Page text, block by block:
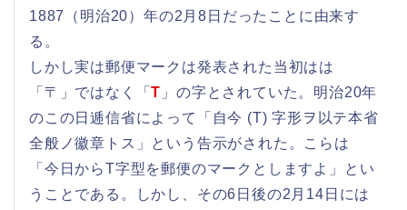
1887（明治20）年の2月8日だったことに由来す
る。
しかし実は郵便マークは発表された当初はは
「〒」ではなく「T 」の字とされていた。明治20年
のこの日逓信省によって「自今 (T) 字形ヲ以テ本省
全般ノ徽章トス」という告示がされた。こらは
「今日からT字型を郵便のマークとしますよ」とい
うことである。しかし、その6日後の2月14日には